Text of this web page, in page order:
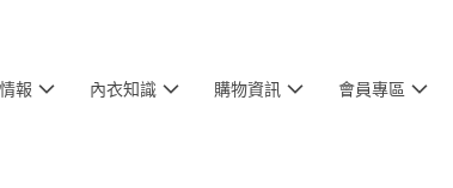
報 內衣知識 購物資訊 會員專區